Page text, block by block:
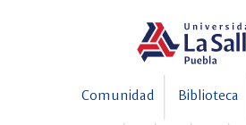
Comunidad Biblioteca